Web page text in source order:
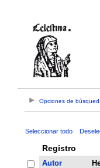
Opciones de
Seleccionar todo
Registro
Autor